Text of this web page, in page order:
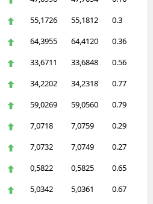
55,1726 55,1812
0.3
64,3955 64,4120
0.36
33,6711 33,6848
0.56
34,2202 34,2318
0.77
59,0269 59,0560
0.79
7,0718 7,0759
0.29
7,0732 7,0749
0.27
0,5822 0,5825
0.65
5,0342 5,0361
0.67